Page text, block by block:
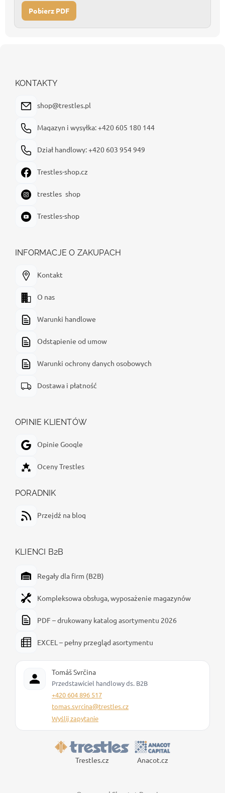
Pobierz PDF
KONTAKTY
shop@trestles.pl
Magazyn i wysyłka: +420 605 180 144
Dział handlowy: +420 603 954 949
Trestles-shop.cz
trestles_shop
Trestles-shop
INFORMACJE O ZAKUPACH
Kontakt
O nas
Warunki handlowe
Odstąpienie od umow
Warunki ochrony danych osobowych
Dostawa i płatność
OPINIE KLIENTÓW
Opinie Google
Oceny Trestles
PORADNIK
Przejdź na blog
KLIENCI B2B
Regały dla firm (B2B)
Kompleksowa obsługa, wyposażenie magazynów
PDF – drukowany katalog asortymentu 2026
EXCEL – pełny przegląd asortymentu
Tomáš Svrčina
Przedstawiciel handlowy ds. B2B
+420 604 896 517
tomas.svrcina@trestles.cz
Wyślij zapytanie
Trestles.cz Anacot.cz